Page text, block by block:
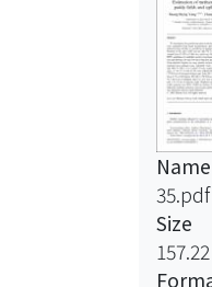
Name
35.pdf
Size